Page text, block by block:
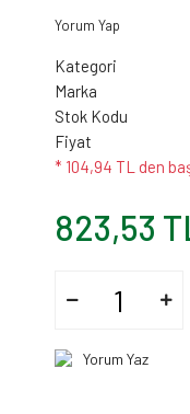
Yorum Yap
Kategori
Marka
Stok Kodu
Fiyat
* 104,94 TL den
823,53
Yorum Yaz